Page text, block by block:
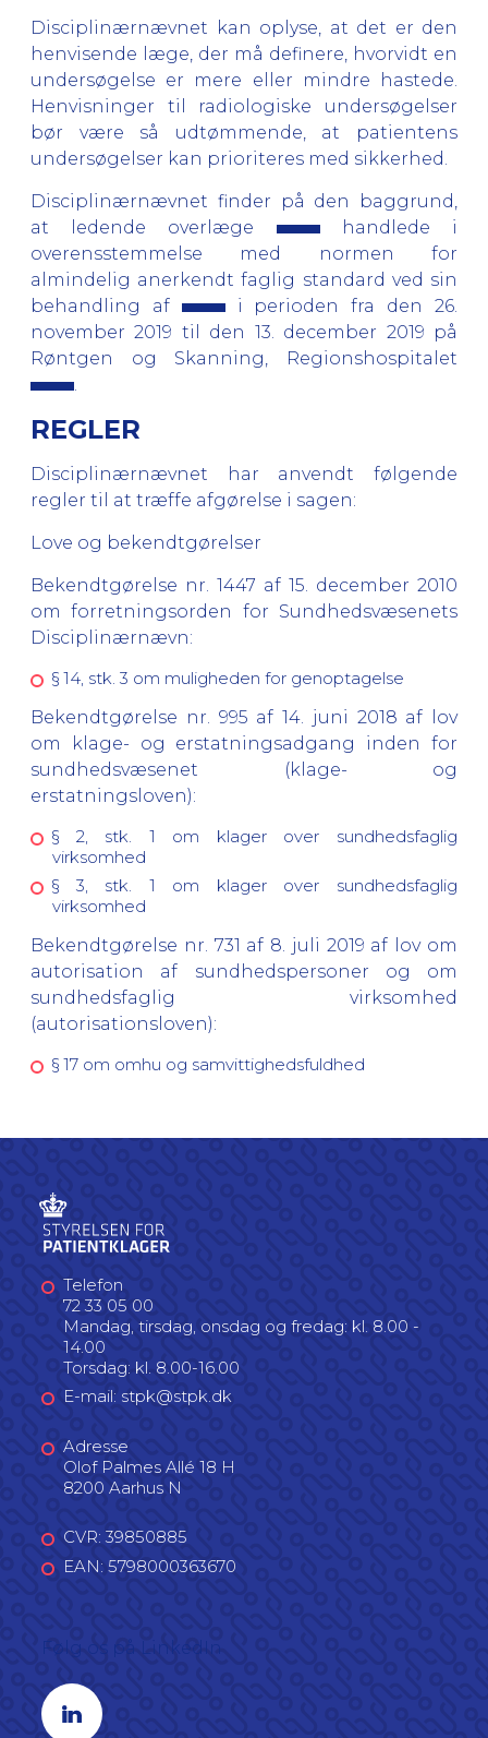
Disciplinærnævnet kan oplyse, at det er den
henvisende læge, der må definere, hvorvidt en
undersøgelse er mere eller mindre hastede.
Henvisninger til radiologiske undersøgelser
bør være så udtømmende, at patientens
undersøgelser kan prioriteres med sikkerhed.
Disciplinærnævnet finder på den baggrund,
at ledende overlæge
handlede i
overensstemmelse med normen for
almindelig anerkendt faglig standard ved sin
behandling af
i perioden fra den 26.
november 2019 til den 13. december 2019 på
Røntgen og Skanning, Regionshospitalet
REGLER
Disciplinærnævnet har anvendt følgende
regler til at træffe afgørelse i sagen:
Love og bekendtgørelser
Bekendtgørelse nr. 1447 af 15. december 2010
om forretningsorden for Sundhedsvæsenets
Disciplinærnævn:
§ 14, stk. 3 om muligheden for genoptagelse
Bekendtgørelse nr. 995 af 14. juni 2018 af lov
om klage- og erstatningsadgang inden for
sundhedsvæsenet (klage- og
erstatningsloven):
§ 2, stk. 1 om klager over sundhedsfaglig
virksomhed
§ 3, stk. 1 om klager over sundhedsfaglig
virksomhed
Bekendtgørelse nr. 731 af 8. juli 2019 af lov om
autorisation af sundhedspersoner og om
sundhedsfaglig virksomhed
(autorisationsloven):
§ 17 om omhu og samvittighedsfuldhed
Telefon
72 33 05 00
Mandag, tirsdag, onsdag og fredag: kl. 8.00 -
14.00
Torsdag: kl. 8.00-16.00
E-mail: stpk@stpk.dk
Adresse
Olof Palmes Allé 18 H
8200 Aarhus N
CVR: 39850885
EAN: 5798000363670
Linkedin profil